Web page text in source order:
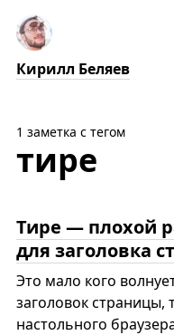
Кирилл Беляев
1 заметка с тегом
тире
Тире — плохой
для заголовка
Это мало кого
заголовок страницы,
настольного